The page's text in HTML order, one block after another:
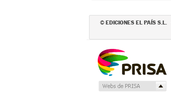
© EDICIONES EL PAÍS S.L.